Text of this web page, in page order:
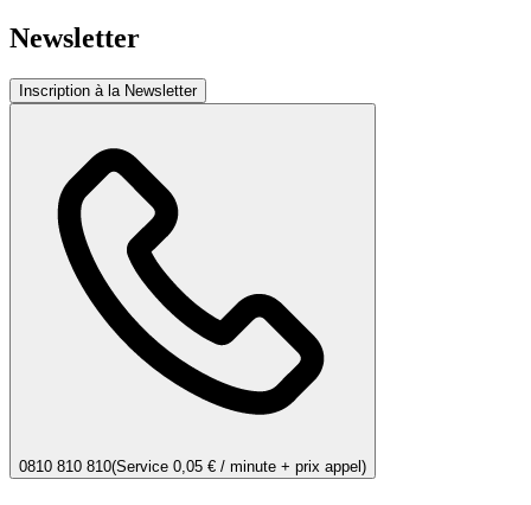
Newsletter
Inscription à la Newsletter
0810 810 810(Service 0,05 € / minute + prix appel)